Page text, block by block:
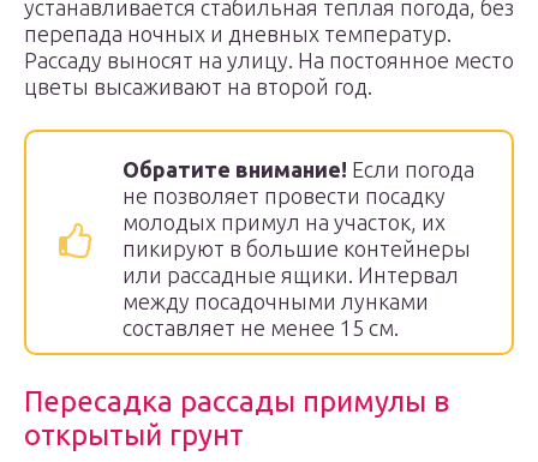
устанавливается стабильная теплая погода, без
перепада ночных и дневных температур.
Рассаду выносят на улицу. На постоянное место
цветы высаживают на второй год.
Обратите внимание! Если погода
не позволяет провести посадку
молодых примул на участок, их
пикируют в большие контейнеры
или рассадные ящики. Интервал
между посадочными лунками
составляет не менее 15 см.
Пересадка рассады примулы в
открытый грунт